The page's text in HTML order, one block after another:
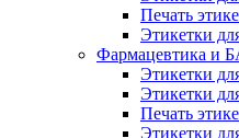
Печать
Этикетки
Фармацевтика и
Этикетки
Этикетки
Печать
Этикетки